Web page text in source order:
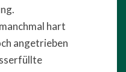
hart
angetrieben